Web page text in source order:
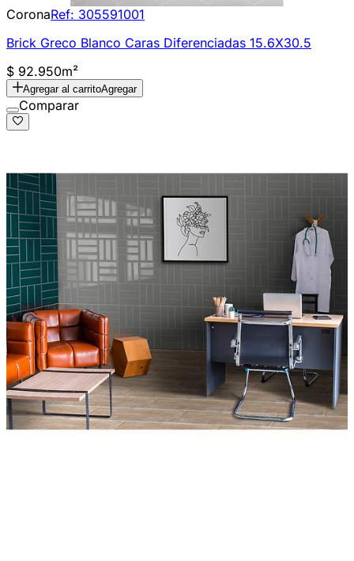
CoronaRef: 305591001
Brick Greco Blanco Caras Diferenciadas 15.6X30.5
$ 92.950m²
Agregar al carritoAgregar
Comparar